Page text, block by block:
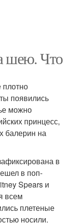
шею. Что
появились
можно
принцесс,
балерин на
в
в поп-
Spears и
всем
плетеные
носили.